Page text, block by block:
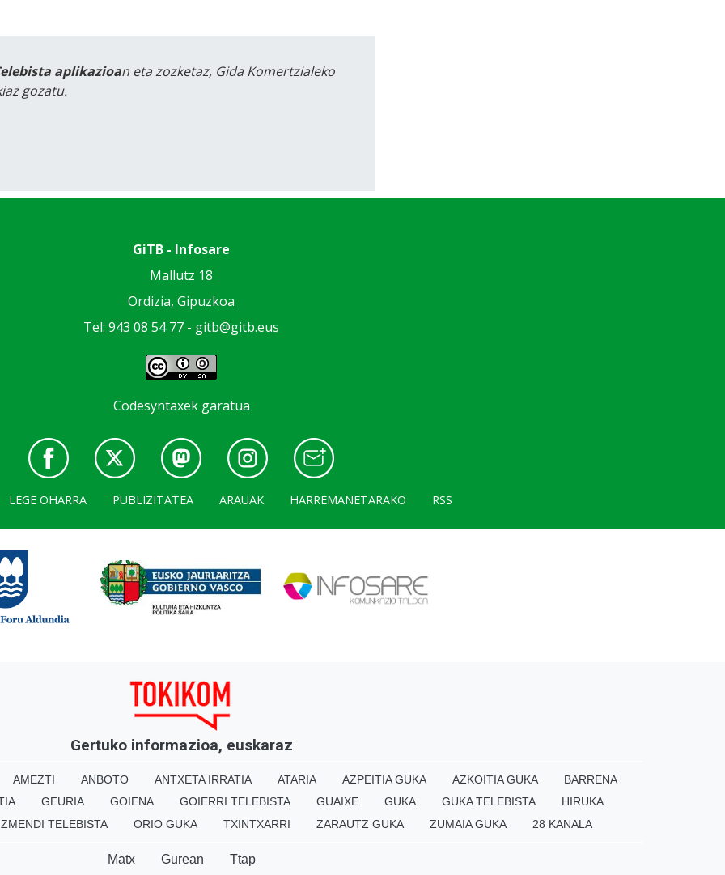
aplikazioan eta zozketaz, Gida Komertzialeko
gozatu.
GiTB - Infosare
Mallutz 18
Ordizia, Gipuzkoa
Tel: 943 08 54 77 - gitb@gitb.eus
Codesyntaxek garatua
LEGE OHARRA PUBLIZITATEA ARAUAK HARREMANETARAKO RSS
Gertuko informazioa, euskaraz
AMEZTI ANBOTO ANTXETA IRRATIA ATARIA AZPEITIA GUKA AZKOITIA GUKA
BARRENA
GEURIA GOIENA GOIERRI TELEBISTA GUAIXE GUKA GUKA TELEBISTA
HIRUKA
TELEBISTA ORIO GUKA TXINTXARRI ZARAUTZ GUKA ZUMAIA GUKA 28 KANALA
Matx Gurean Ttap